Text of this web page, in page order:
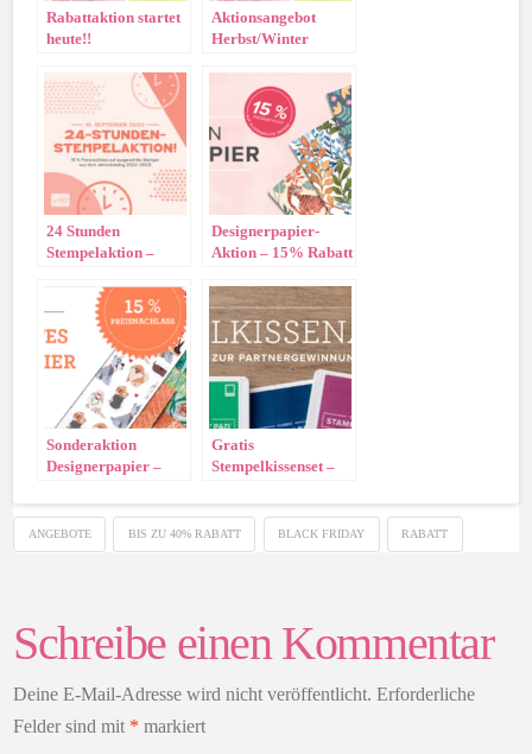
Rabattaktion startet
heute!!
Aktionsangebot
Herbst/Winter
24 Stunden
Stempelaktion –
Designerpapier-
Aktion – 15% Rabatt
Papiere!
Sonderaktion
Designerpapier –
Oktober
Gratis
Stempelkissenset –
Team!!
ANGEBOTE BIS ZU 40% RABATT BLACK FRIDAY RABATT
Schreibe einen Kommentar
Deine E-Mail-Adresse wird nicht veröffentlicht. Erforderliche
Felder sind mit * markiert